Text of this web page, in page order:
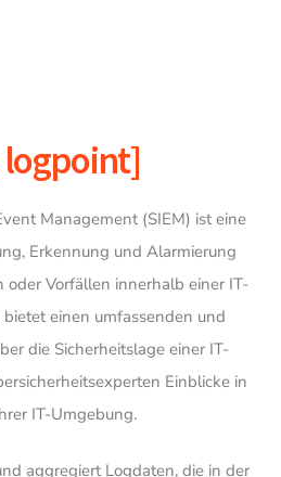
logpoint]
Management (SIEM) ist eine
Erkennung und Alarmierung
oder Vorfällen innerhalb einer IT-
einen umfassenden und
die Sicherheitslage einer IT-
Einblicke in
IT-Umgebung.
aggregiert Logdaten, die in der